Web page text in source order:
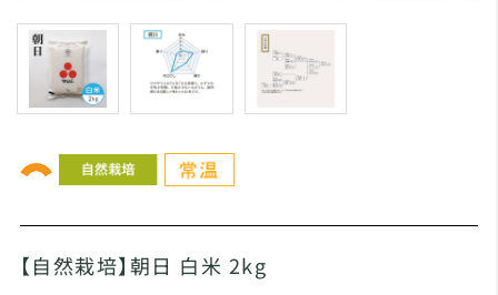
【自然栽培】朝日 白米 2kg